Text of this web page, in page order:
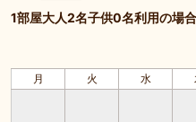
1部屋大人2名子供0名利用の場合
月 火 水